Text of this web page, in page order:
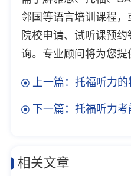
邻国等语言培训课程，
院校申请、试听课预
询。专业顾问将为您提
上一篇：托福听力的
下一篇：托福听力
相关文章